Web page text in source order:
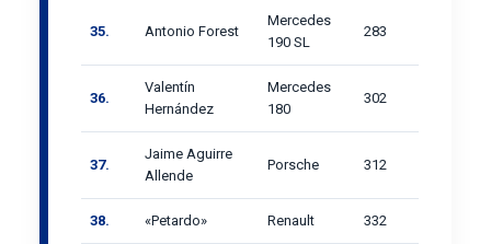
35. Antonio Forest
Mercedes
190 SL
283
36.
Valentín
Hernández
Mercedes
180
302
37.
Jaime Aguirre
Allende
Porsche 312
38. «Petardo» Renault 332